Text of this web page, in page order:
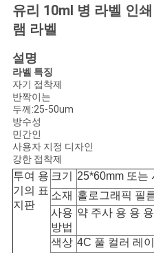
뉴
스
경
우
사
이
유리 10ml 병 라벨 인
램 라벨
설명
라벨 특징
자기 접착제
반짝이는
두께:25-50um
방수성
민간인
사용자 지정 디자인
강한 접착제
투여 용
기의 표
지판
크기
25*60mm 또는
소재 홀로그래픽 필
사용
방법
약 주사 용 용
색상 4C 풀 컬러 레